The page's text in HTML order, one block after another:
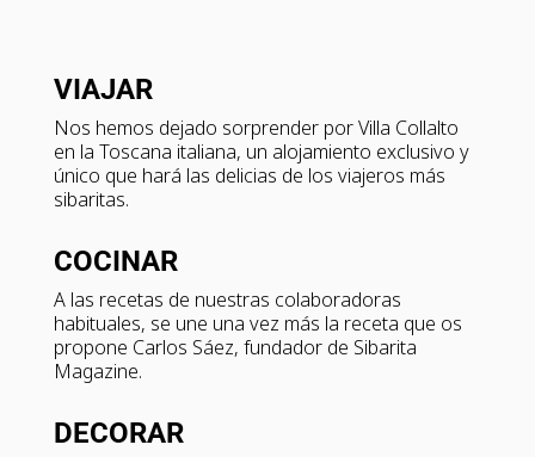
VIAJAR
Nos hemos dejado sorprender por Villa Collalto
en la Toscana italiana, un alojamiento exclusivo y
único que hará las delicias de los viajeros más
sibaritas.
COCINAR
A las recetas de nuestras colaboradoras
habituales, se une una vez más la receta que os
propone Carlos Sáez, fundador de Sibarita
Magazine.
DECORAR